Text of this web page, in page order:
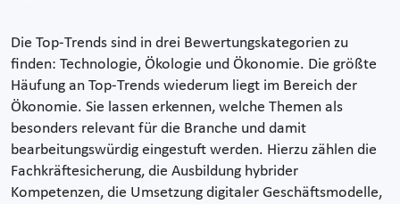
Die Top-Trends sind in drei Bewertungskategorien zu
finden: Technologie, Ökologie und Ökonomie. Die größte
Häufung an Top-Trends wiederum liegt im Bereich der
Ökonomie. Sie lassen erkennen, welche Themen als
besonders relevant für die Branche und damit
bearbeitungswürdig eingestuft werden. Hierzu zählen die
Fachkräftesicherung, die Ausbildung hybrider
Kompetenzen, die Umsetzung digitaler Geschäftsmodelle,